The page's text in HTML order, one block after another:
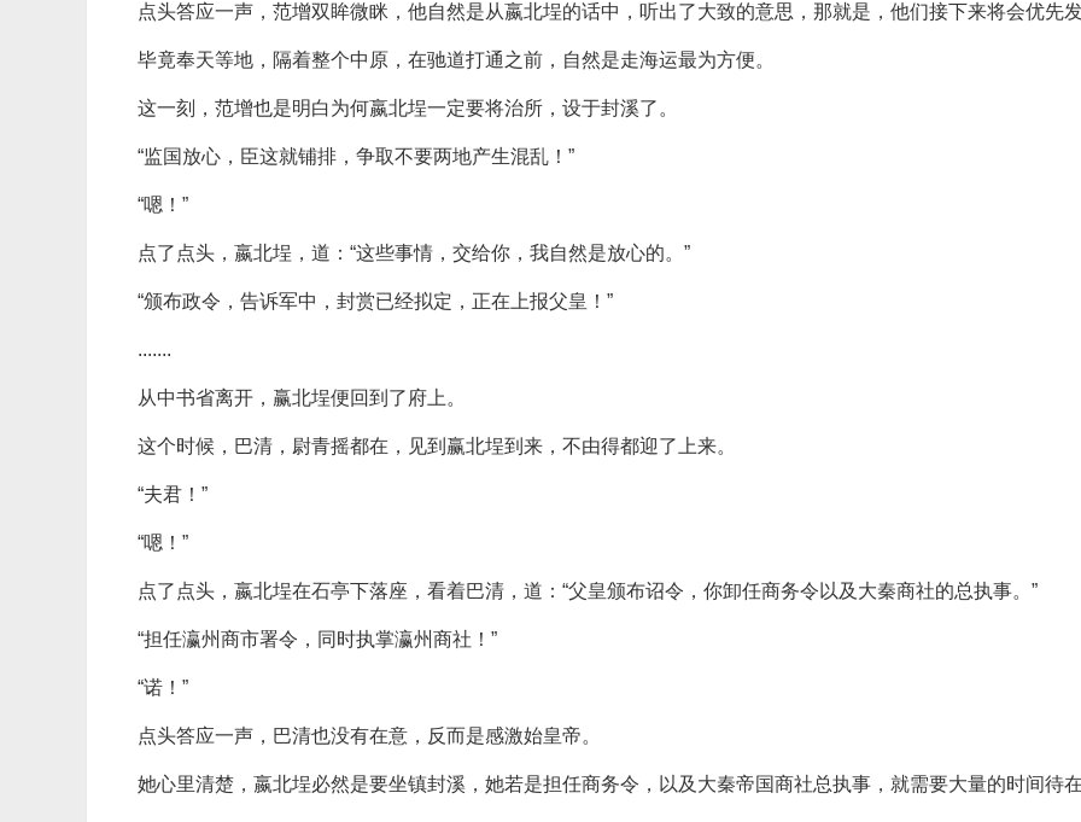
点头答应一声，范增双眸微眯，他自然是从嬴北埕的话中，听出了大致的意思，那就是，他们接下来将会优先
毕竟奉天等地，隔着整个中原，在驰道打通之前，自然是走海运最为方便。
这一刻，范增也是明白为何嬴北埕一定要将治所，设于封溪了。
“监国放心，臣这就铺排，争取不要两地产生混乱！”
“嗯！”
点了点头，嬴北埕，道：“这些事情，交给你，我自然是放心的。”
“颁布政令，告诉军中，封赏已经拟定，正在上报父皇！”
.......
从中书省离开，赢北埕便回到了府上。
这个时候，巴清，尉青摇都在，见到赢北埕到来，不由得都迎了上来。
“夫君！”
“嗯！”
点了点头，嬴北埕在石亭下落座，看着巴清，道：“父皇颁布诏令，你卸任商务令以及大秦商社的总执事。”
“担任瀛州商市署令，同时执掌瀛州商社！”
“诺！”
点头答应一声，巴清也没有在意，反而是感激始皇帝。
她心里清楚，嬴北埕必然是要坐镇封溪，她若是担任商务令，以及大秦帝国商社总执事，就需要大量的时间待